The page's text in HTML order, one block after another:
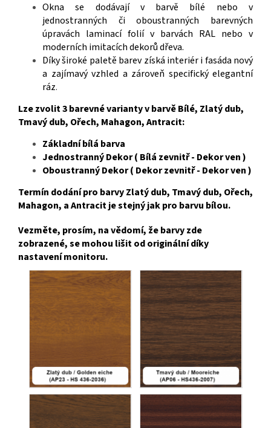
Okna se dodávají v barvě bílé nebo v
jednostranných či oboustranných barevných
úpravách laminací folií v barvách RAL nebo v
moderních imitacích dekorů dřeva.
Díky široké paletě barev získá interiér i fasáda nový
a zajímavý vzhled a zároveň specifický elegantní
ráz.
Lze zvolit 3 barevné varianty v barvě Bílé, Zlatý dub,
Tmavý dub, Ořech, Mahagon, Antracit:
Základní bílá barva
Jednostranný Dekor ( Bílá zevnitř - Dekor ven )
Oboustranný Dekor ( Dekor zevnitř - Dekor ven )
Termín dodání pro barvy Zlatý dub, Tmavý dub, Ořech,
Mahagon, a Antracit je stejný jak pro barvu bílou.
Vezměte, prosím, na vědomí, že barvy zde
zobrazené, se mohou lišit od originální díky
nastavení monitoru.